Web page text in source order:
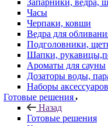
Запарники, ведра,
Часы
Черпаки, ковши
Ведра для
Подголовники,
Шапки,
Ароматы для сауны
Дозаторы воды,
Наборы аксессуаров
Готовые решения
Назад
Готовые решения